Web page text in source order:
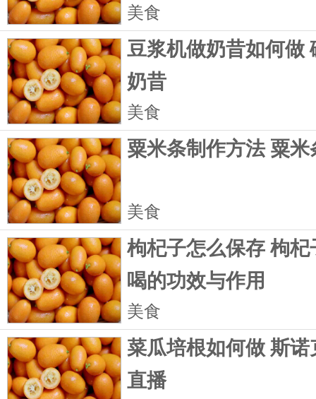
美食
豆浆机做奶昔如何做
奶昔
美食
粟米条制作方法 粟米
美食
枸杞子怎么保存 枸
喝的功效与作用
美食
菜瓜培根如何做 斯
直播